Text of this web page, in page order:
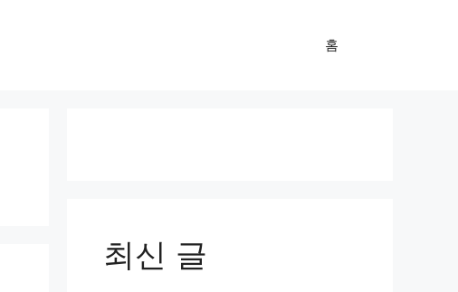
홈
최신 글